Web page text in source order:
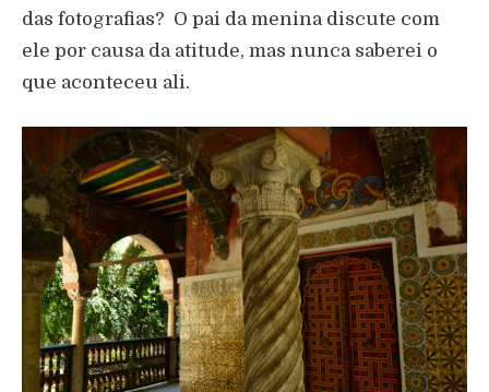
das fotografias? O pai da menina discute com
ele por causa da atitude, mas nunca saberei o
que aconteceu ali.